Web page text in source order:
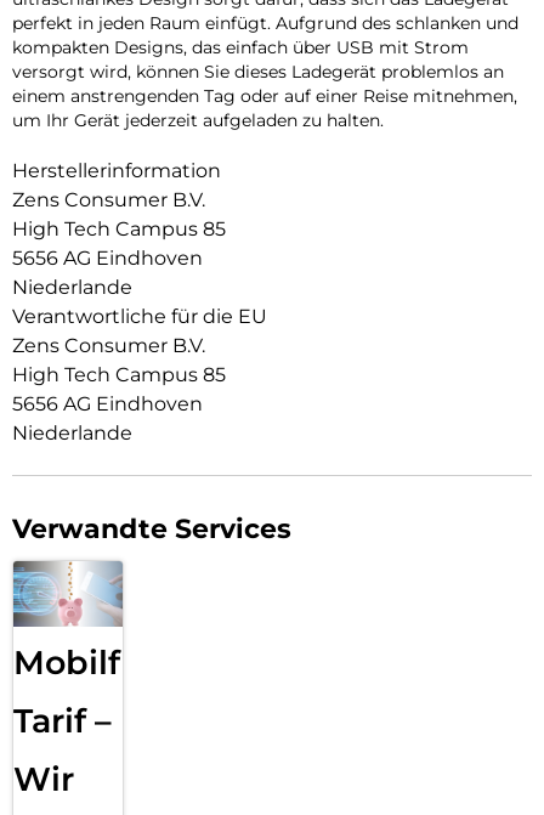
perfekt in jeden Raum einfügt. Aufgrund des schlanken und
kompakten Designs, das einfach über USB mit Strom
versorgt wird, können Sie dieses Ladegerät problemlos an
einem anstrengenden Tag oder auf einer Reise mitnehmen,
um Ihr Gerät jederzeit aufgeladen zu halten.
Herstellerinformation
Zens Consumer B.V.
High Tech Campus 85
5656 AG Eindhoven
Niederlande
Verantwortliche für die EU
Zens Consumer B.V.
High Tech Campus 85
5656 AG Eindhoven
Niederlande
Verwandte Services
Mobilfunk
Tarif –
Wir